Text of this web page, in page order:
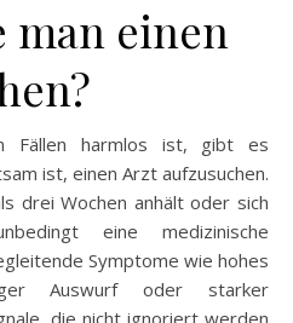
man einen
Fällen harmlos ist, gibt es
ist, einen Arzt aufzusuchen.
drei Wochen anhält oder sich
eine medizinische
Symptome wie hohes
Auswurf oder starker
die nicht ignoriert werden